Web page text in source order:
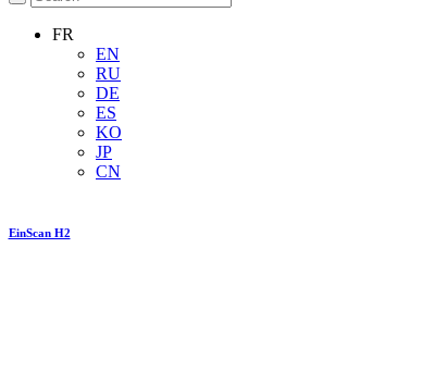
FR
EN
RU
DE
ES
KO
JP
CN
EinScan H2